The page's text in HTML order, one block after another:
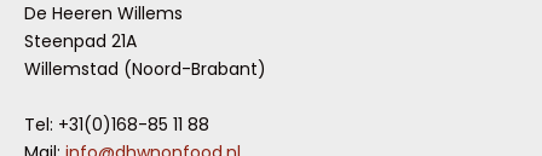
De Heeren Willems
Steenpad 21A
Willemstad (Noord-Brabant)
Tel: +31(0)168-85 11 88